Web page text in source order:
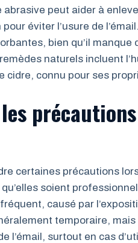
peut aider à
éviter l’usure de
bien qu’il
naturels incluent
cidre, connu pour ses
certaines précautions
soient
causé par
temporaire,
l’émail, surtout en cas